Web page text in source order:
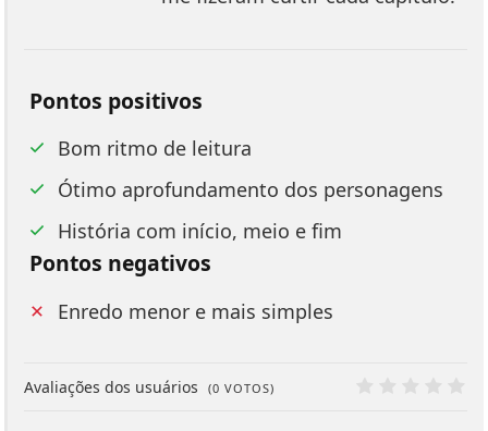
Pontos positivos
Bom ritmo de leitura
Ótimo aprofundamento dos personagens
História com início, meio e fim
Pontos negativos
Enredo menor e mais simples
Avaliações dos usuários (0 VOTOS)